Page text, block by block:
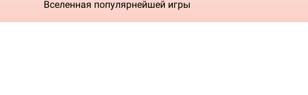
Вселенная популярнейшей игры